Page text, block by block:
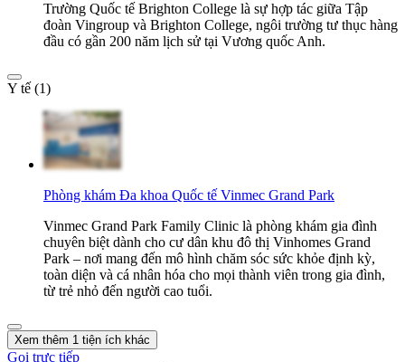
Trường Quốc tế Brighton College là sự hợp tác giữa Tập
đoàn Vingroup và Brighton College, ngôi trường tư thục hàng
đầu có gần 200 năm lịch sử tại Vương quốc Anh.
Y tế (1)
Phòng khám Đa khoa Quốc tế Vinmec Grand Park
Vinmec Grand Park Family Clinic là phòng khám gia đình
chuyên biệt dành cho cư dân khu đô thị Vinhomes Grand
Park – nơi mang đến mô hình chăm sóc sức khỏe định kỳ,
toàn diện và cá nhân hóa cho mọi thành viên trong gia đình,
từ trẻ nhỏ đến người cao tuổi.
Xem thêm 1 tiện ích khác
Gọi trực tiếp